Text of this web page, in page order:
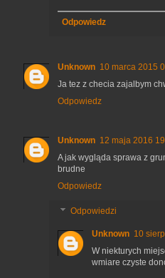
Odpowiedz
Unknown 10 marca 2015
Ja tez z checia zajalbym
Odpowiedz
Unknown 12 maja 2016
A jak wygląda sprawa z
brudne
Odpowiedz
Odpowiedzi
Unknown 10
W niekturych
wmiare czyste